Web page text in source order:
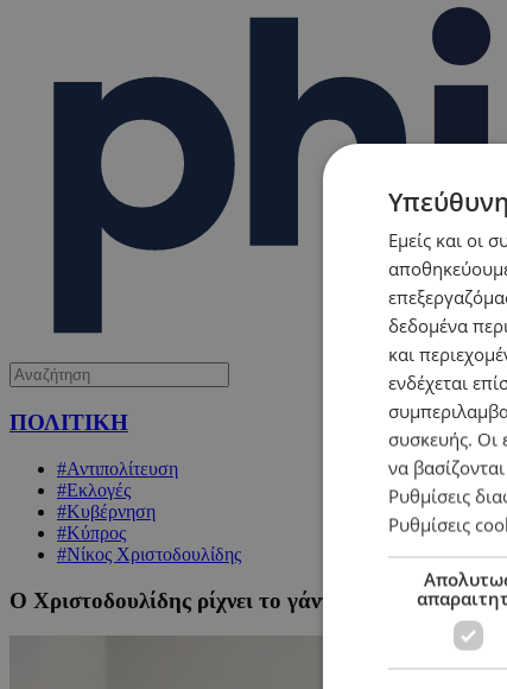
ΠΟΛΙΤΙΚΗ
#Αντιπολίτευση
#Εκλογές
#Κυβέρνηση
#Κύπρος
#Νίκος Χριστοδουλίδης
Ο Χριστοδουλίδης ρίχνει το γάντι προς
Εμείς και οι
δεδομένα
και
ενδέχεται
συσκευής. Οι
να
Ρυθμίσεις
Ρυθμίσεις